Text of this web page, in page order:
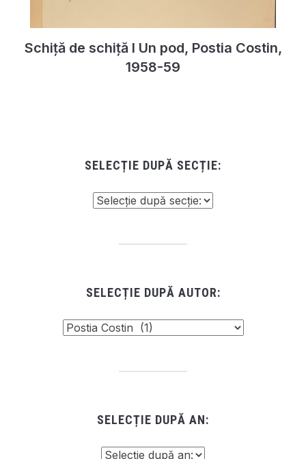
Schiță de schiță I Un pod, Postia Costin,
1958-59
SELECȚIE DUPĂ SECȚIE:
SELECȚIE DUPĂ AUTOR:
SELECȚIE DUPĂ AN: